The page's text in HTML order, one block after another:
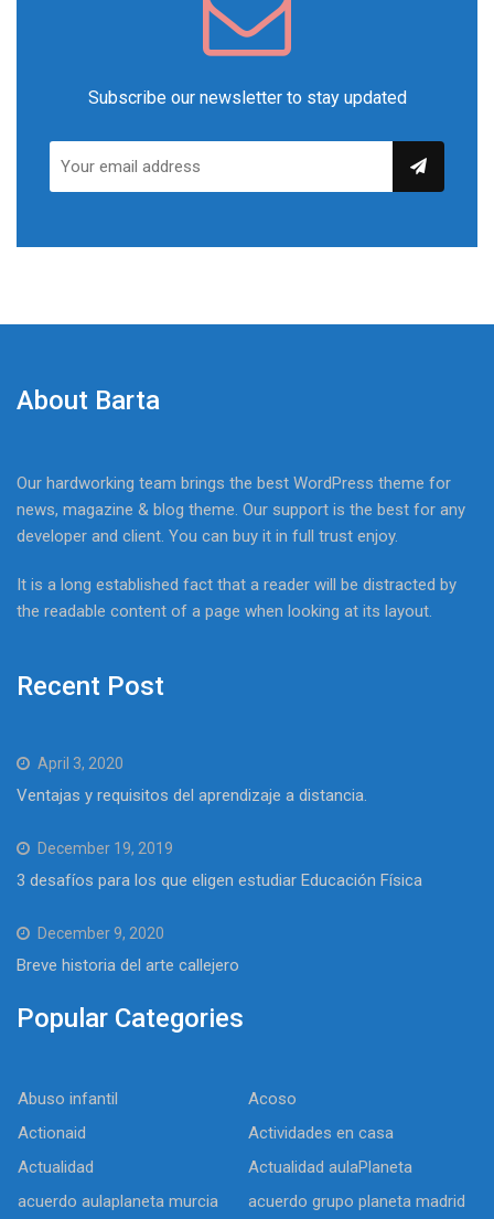
Subscribe our newsletter to stay updated
About Barta
Our hardworking team brings the best WordPress theme for
news, magazine & blog theme. Our support is the best for any
developer and client. You can buy it in full trust enjoy.
It is a long established fact that a reader will be distracted by
the readable content of a page when looking at its layout.
Recent Post
April 3, 2020
Ventajas y requisitos del aprendizaje a distancia.
December 19, 2019
3 desafíos para los que eligen estudiar Educación Física
December 9, 2020
Breve historia del arte callejero
Popular Categories
Abuso infantil
Acoso
Actionaid
Actividades en casa
Actualidad
Actualidad aulaPlaneta
acuerdo aulaplaneta murcia
acuerdo grupo planeta madrid